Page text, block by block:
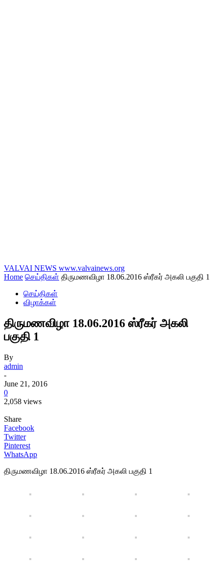
VALVAI NEWS www.valvainews.org
Home செய்திகள் திருமணவிழா 18.06.2016 ஸ்ரீகர் அகலி பகுதி 1
செய்திகள்
விழாக்கள்
திருமணவிழா 18.06.2016 ஸ்ரீகர் அகலி
பகுதி 1
By
admin
-
June 21, 2016
0
2,058 views
Share
Facebook
Twitter
Pinterest
WhatsApp
திருமணவிழா 18.06.2016 ஸ்ரீகர் அகலி பகுதி 1